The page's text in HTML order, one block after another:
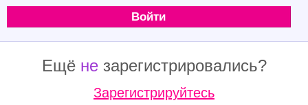
Ещё не зарегистрировались?
Зарегистрируйтесь